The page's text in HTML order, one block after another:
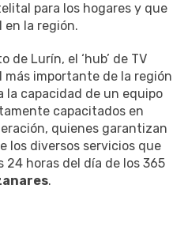
para los hogares y que
la región.
de Lurín, el ‘hub’ de TV
importante de la región
la capacidad de un equipo
capacitados en
quienes garantizan
los diversos servicios que
24 horas del día de los 365
.